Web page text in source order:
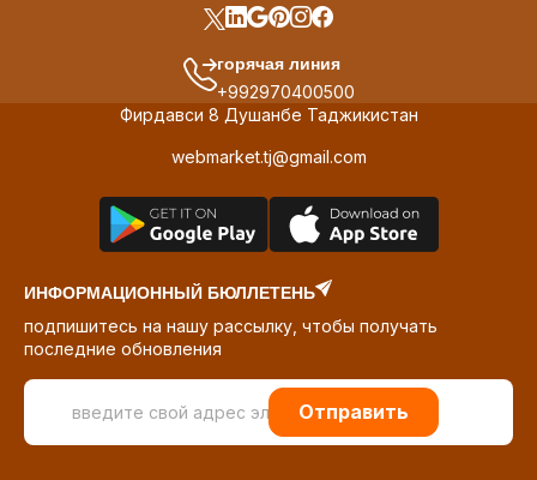
горячая линия
+992970400500
Фирдавси 8 Душанбе Таджикистан
webmarket.tj@gmail.com
ИНФОРМАЦИОННЫЙ БЮЛЛЕТЕНЬ
подпишитесь на нашу рассылку, чтобы получать
последние обновления
Отправить